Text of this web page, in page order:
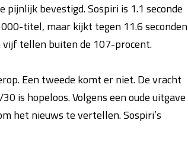
bevestigd. Sospiri is 1.1 seconde
titel, maar kijkt tegen 11.6 seconden
vijf tellen buiten de 107-procent.
Een tweede komt er niet. De vracht
is hopeloos. Volgens een oude uitgave
het nieuws te vertellen. Sospiri’s